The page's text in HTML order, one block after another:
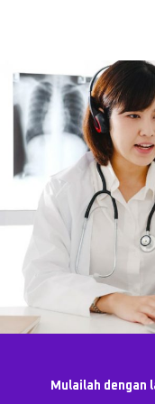
Mulailah